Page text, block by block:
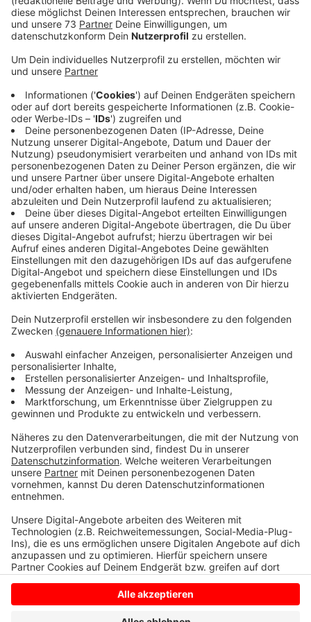
Anzeige
Schnelligkeit ist hier gefragt
Anzeige
Normalerweise laufen die Wahlvorbereitungen in
Bocholt schon mindestens ein halbes Jahr vor der
Stimmabgabe. Wegen der kurzfristigen Neuwahlen ist
das diesmal nicht möglich. Die Stadt ist aber
zuversichtlich, dass sie bis zum 23. Februar genug
Wahlhelfer zusammenbekommt und ausreichend
Wahllokale zur Verfügung stehen. Auch in Gronau läuft
die Organisation bereits und die ersten Bürger haben
sich bei der Stadt bereits als Wahlhelfer gemeldet.
Die Verwaltung freut sich aber auch über weitere
Die Gemeinde Heiden hat zwar schon angefangen sich
um die Wahllokale und Helfer zu kümmern, kann aber
noch nicht absehen, ob es zu Problemen kommt.
Anzeige
Anzeige